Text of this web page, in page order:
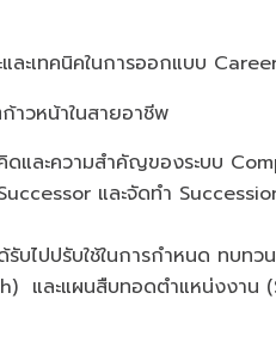
ละเทคนิคในการออกแบบ
น้าในสายอาชีพ
คิดและความสำคัญของระบบ
Successor และจัดทำ
รับไปปรับใช้ในการกำหนด ทบ
และแผนสืบทอดตำแหน่งงาน